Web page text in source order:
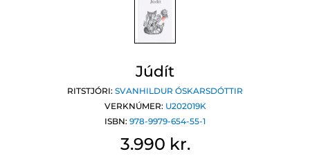
Júdít
RITSTJÓRI: SVANHILDUR ÓSKARSDÓTTIR
VERKNÚMER: U202019K
ISBN: 978-9979-654-55-1
3.990 kr.